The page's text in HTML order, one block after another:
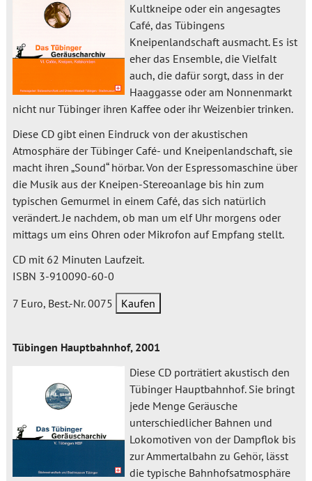
Kultkneipe oder ein angesagtes
Café, das Tübingens
Kneipenlandschaft ausmacht. Es ist
eher das Ensemble, die Vielfalt
auch, die dafür sorgt, dass in der
Haaggasse oder am Nonnenmarkt
nicht nur Tübinger ihren Kaffee oder ihr Weizenbier trinken.
Diese CD gibt einen Eindruck von der akustischen
Atmosphäre der Tübinger Café- und Kneipenlandschaft, sie
macht ihren „Sound“ hörbar. Von der Espressomaschine über
die Musik aus der Kneipen-Stereoanlage bis hin zum
typischen Gemurmel in einem Café, das sich natürlich
verändert. Je nachdem, ob man um elf Uhr morgens oder
mittags um eins Ohren oder Mikrofon auf Empfang stellt.
CD mit 62 Minuten Laufzeit.
ISBN 3-910090-60-0
7 Euro, Best.-Nr. 0075
Tübingen Hauptbahnhof, 2001
Diese CD porträtiert akustisch den
Tübinger Hauptbahnhof. Sie bringt
jede Menge Geräusche
unterschiedlicher Bahnen und
Lokomotiven von der Dampflok bis
zur Ammertalbahn zu Gehör, lässt
die typische Bahnhofsatmosphäre